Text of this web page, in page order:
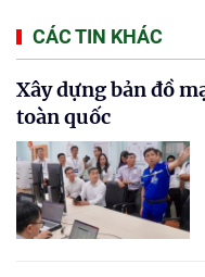
CÁC TIN KHÁC
Xây dựng bản đồ
toàn quốc